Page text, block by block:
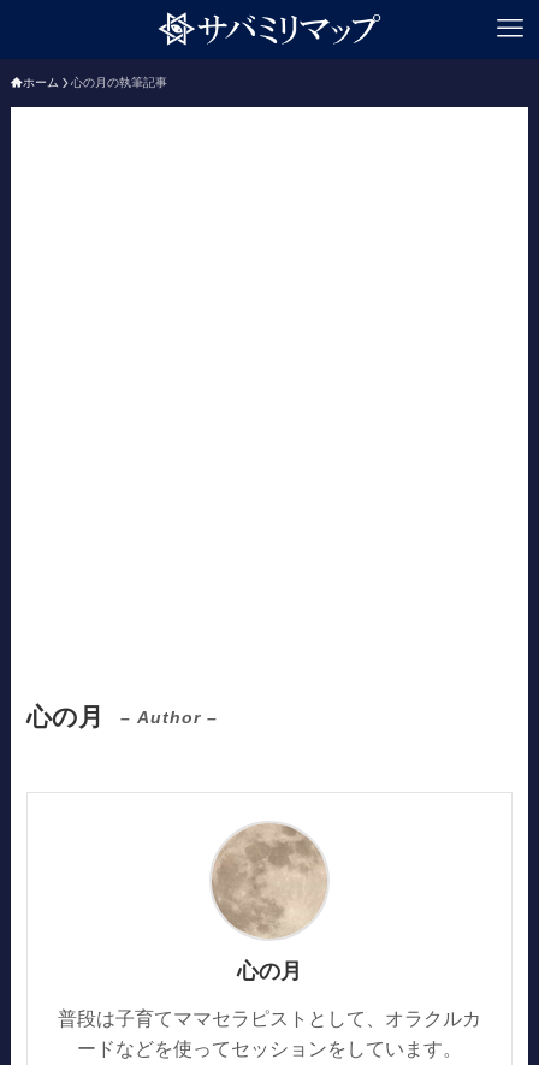
ホーム 心の月の執筆記事
心の月 – Author –
心の月
普段は子育てママセラピストとして、オラクルカ
ードなどを使ってセッションをしています。